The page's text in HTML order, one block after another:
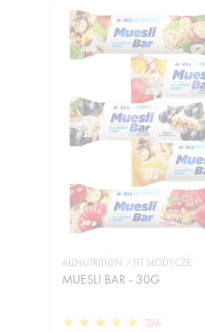
ALLNUTRITION / FIT SŁODYCZE
MUESLI BAR - 30G
336